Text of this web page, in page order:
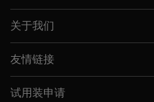
关于我们
友情链接
试用装申请